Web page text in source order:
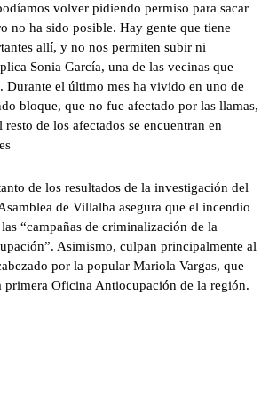
volver pidiendo permiso para sacar
no ha sido posible. Hay gente que tiene
allí, y no nos permiten subir ni
Sonia García, una de las vecinas que
Durante el último mes ha vivido en uno de
bloque, que no fue afectado por las llamas,
de los afectados se encuentran en
de los resultados de la investigación del
de Villalba asegura que el incendio
“campañas de criminalización de la
Asimismo, culpan principalmente al
por la popular Mariola Vargas, que
primera Oficina Antiocupación de la región.